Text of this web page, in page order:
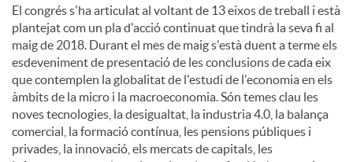
El congrés s'ha articulat al voltant de 13 eixos de treball i està
plantejat com un pla d'acció continuat que tindrà la seva fi al
maig de 2018. Durant el mes de maig s'està duent a terme els
esdeveniment de presentació de les conclusions de cada eix
que contemplen la globalitat de l'estudi de l'economia en els
àmbits de la micro i la macroeconomia. Són temes clau les
noves tecnologies, la desigualtat, la industria 4.0, la balança
comercial, la formació contínua, les pensions públiques i
privades, la innovació, els mercats de capitals, les